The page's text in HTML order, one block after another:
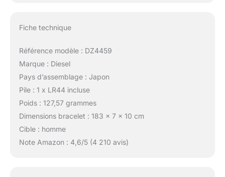
Fiche technique
Référence modèle : DZ4459
Marque : Diesel
Pays d’assemblage : Japon
Pile : 1 x LR44 incluse
Poids : 127,57 grammes
Dimensions bracelet : 183 x 7 x 10 cm
Cible : homme
Note Amazon : 4,6/5 (4 210 avis)